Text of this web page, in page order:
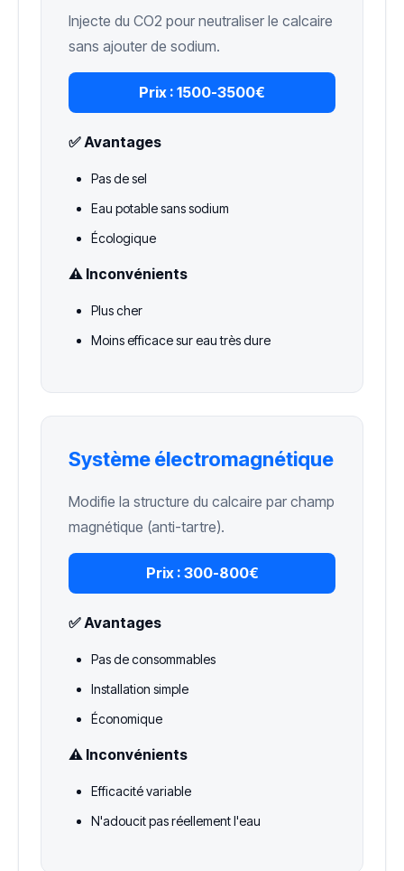
Injecte du CO2 pour neutraliser le calcaire
sans ajouter de sodium.
Prix : 1500-3500€
✅ Avantages
Pas de sel
Eau potable sans sodium
Écologique
⚠️ Inconvénients
Plus cher
Moins efficace sur eau très dure
Système électromagnétique
Modifie la structure du calcaire par champ
magnétique (anti-tartre).
Prix : 300-800€
✅ Avantages
Pas de consommables
Installation simple
Économique
⚠️ Inconvénients
Efficacité variable
N'adoucit pas réellement l'eau